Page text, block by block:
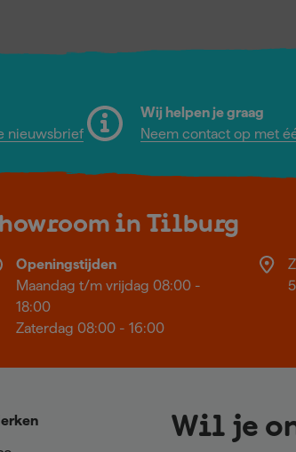
nieuwsbrief
Wij helpen je graag
Neem contact op met
in Tilburg
Openingstijden
Maandag t/m vrijdag 08:00 -
18:00
Zaterdag 08:00 - 16:00
Wil je